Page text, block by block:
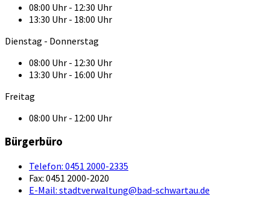
08:00 Uhr - 12:30 Uhr
13:30 Uhr - 18:00 Uhr
Dienstag - Donnerstag
08:00 Uhr - 12:30 Uhr
13:30 Uhr - 16:00 Uhr
Freitag
08:00 Uhr - 12:00 Uhr
Bürgerbüro
Telefon: 0451 2000-2335
Fax: 0451 2000-2020
E-Mail: stadtverwaltung@bad-schwartau.de